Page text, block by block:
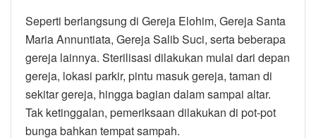
Seperti berlangsung di Gereja Elohim, Gereja Santa
Maria Annuntiata, Gereja Salib Suci, serta beberapa
gereja lainnya. Sterilisasi dilakukan mulai dari depan
gereja, lokasi parkir, pintu masuk gereja, taman di
sekitar gereja, hingga bagian dalam sampai altar.
Tak ketinggalan, pemeriksaan dilakukan di pot-pot
bunga bahkan tempat sampah.